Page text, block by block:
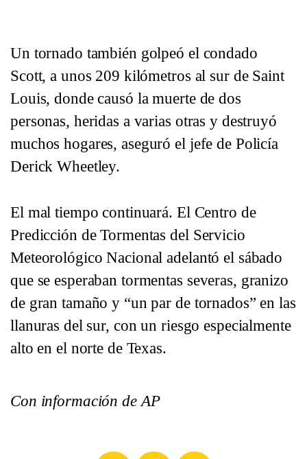
Un tornado también golpeó el condado
Scott, a unos 209 kilómetros al sur de Saint
Louis, donde causó la muerte de dos
personas, heridas a varias otras y destruyó
muchos hogares, aseguró el jefe de Policía
Derick Wheetley.
El mal tiempo continuará. El Centro de
Predicción de Tormentas del Servicio
Meteorológico Nacional adelantó el sábado
que se esperaban tormentas severas, granizo
de gran tamaño y “un par de tornados” en las
llanuras del sur, con un riesgo especialmente
alto en el norte de Texas.
Con información de AP